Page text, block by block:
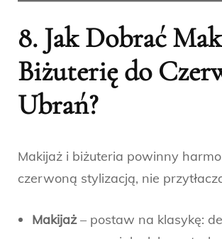
8. Jak Dobrać
Biżuterię do
Ubrań?
Makijaż i biżuteria powinny
czerwoną stylizacją, nie
Makijaż– postaw na klasykę: